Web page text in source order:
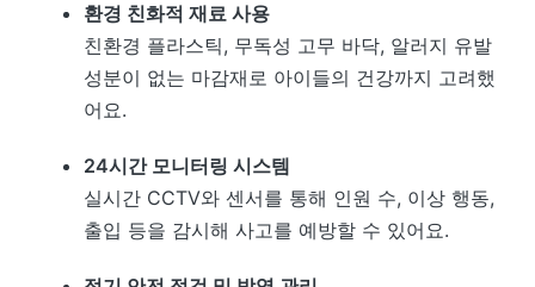
환경 친화적 재료 사용
친환경 플라스틱, 무독성 고무 바닥, 알러지 유발
성분이 없는 마감재로 아이들의 건강까지 고려했
어요.
24시간 모니터링 시스템
실시간 CCTV와 센서를 통해 인원 수, 이상 행동,
출입 등을 감시해 사고를 예방할 수 있어요.